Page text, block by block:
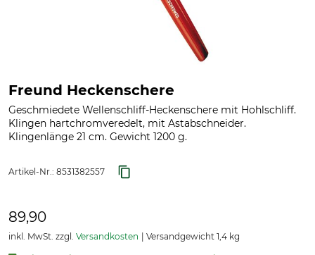
Freund Heckenschere
Geschmiedete Wellenschliff-Heckenschere mit Hohlschliff.
Klingen hartchromveredelt, mit Astabschneider.
Klingenlänge 21 cm. Gewicht 1200 g.
Artikel-Nr.: 8531382557
89,90
inkl. MwSt. zzgl. Versandkosten Versandgewicht 1,4 kg